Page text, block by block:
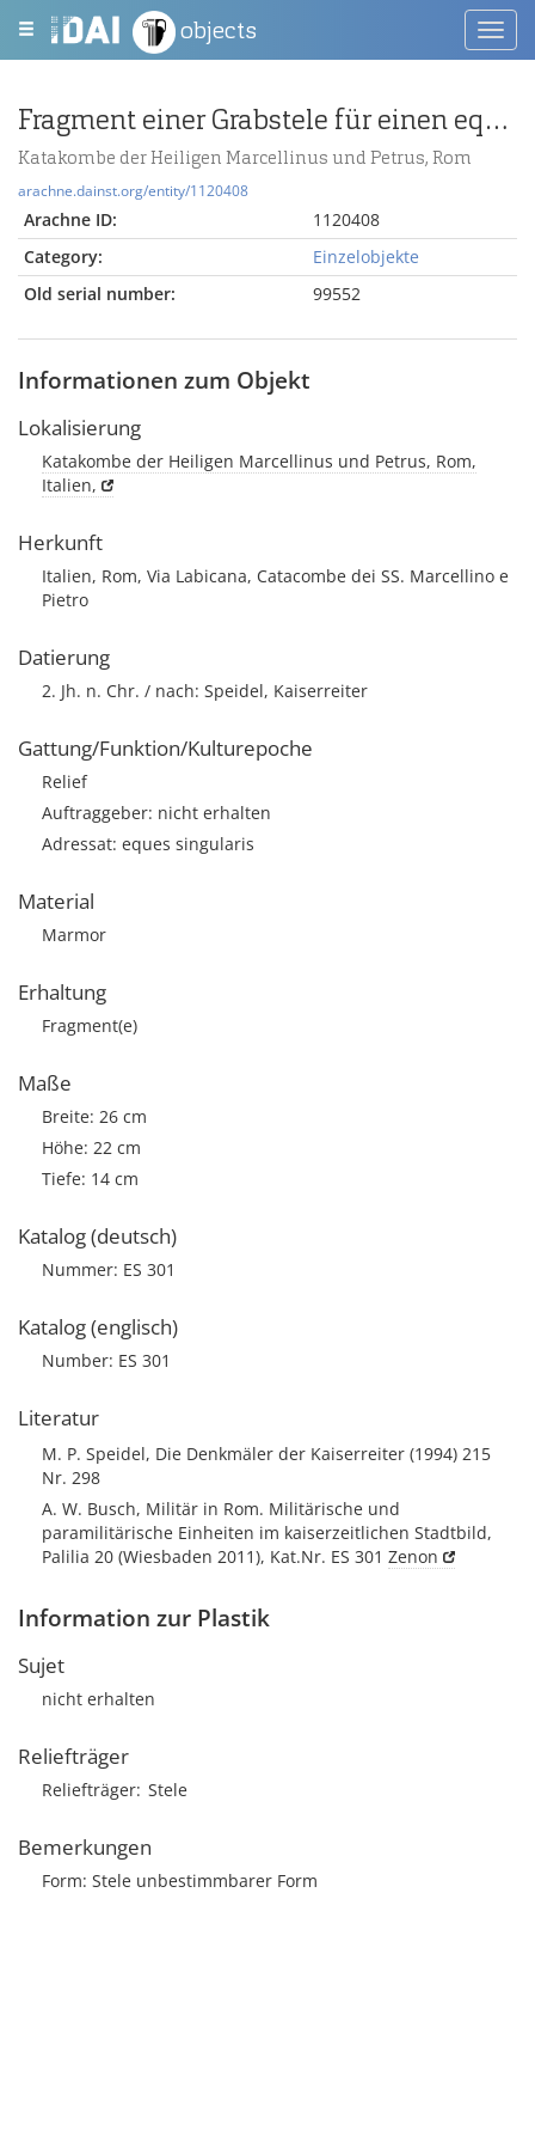
objects
Fragment einer Grabstele für einen eques singularis
Katakombe der Heiligen Marcellinus und Petrus, Rom
arachne.dainst.org/entity/1120408
Arachne ID:
1120408
Category:
Einzelobjekte
Old serial number:
99552
Informationen zum Objekt
Lokalisierung
Katakombe der Heiligen Marcellinus und Petrus, Rom,
Italien,
Herkunft
Italien, Rom, Via Labicana, Catacombe dei SS. Marcellino e
Pietro
Datierung
2. Jh. n. Chr. / nach: Speidel, Kaiserreiter
Gattung/Funktion/Kulturepoche
Relief
Auftraggeber: nicht erhalten
Adressat: eques singularis
Material
Marmor
Erhaltung
Fragment(e)
Maße
Breite: 26 cm
Höhe: 22 cm
Tiefe: 14 cm
Katalog (deutsch)
Nummer: ES 301
Katalog (englisch)
Number: ES 301
Literatur
M. P. Speidel, Die Denkmäler der Kaiserreiter (1994) 215
Nr. 298
A. W. Busch, Militär in Rom. Militärische und
paramilitärische Einheiten im kaiserzeitlichen Stadtbild,
Palilia 20 (Wiesbaden 2011), Kat.Nr. ES 301 Zenon
Information zur Plastik
Sujet
nicht erhalten
Reliefträger
Reliefträger Stele
Bemerkungen
Form: Stele unbestimmbarer Form